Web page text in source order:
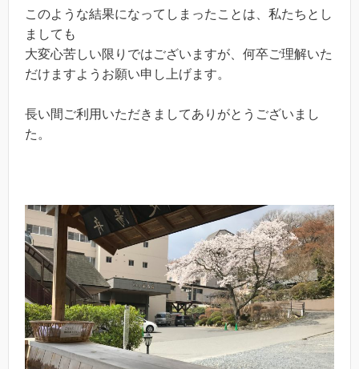
このような結果になってしまったことは、私たちとし
ましても
大変心苦しい限りではございますが、何卒ご理解いた
だけますようお願い申し上げます。
長い間ご利用いただきましてありがとうございまし
た。